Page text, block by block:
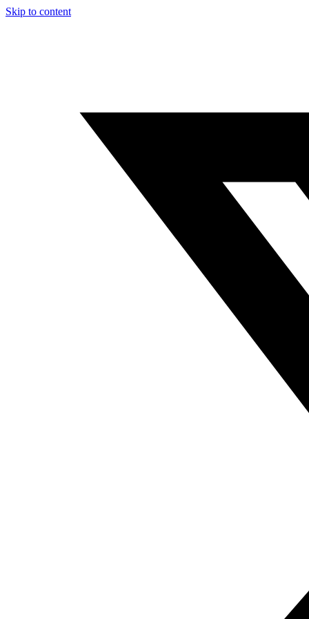
Skip to content